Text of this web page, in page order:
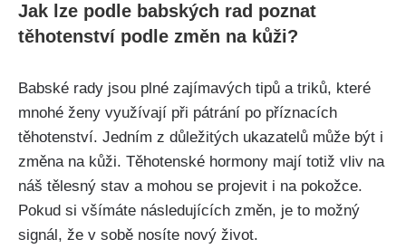
Jak lze podle babských rad poznat
těhotenství podle změn‌ na kůži?
Babské rady jsou plné zajímavých tipů a triků, které
mnohé ženy využívají při ⁢pátrání po příznacích
těhotenství. Jedním⁤ z důležitých ukazatelů může být i
změna na kůži. Těhotenské hormony mají totiž⁤ vliv na
náš tělesný stav a mohou se projevit i na pokožce.
Pokud​ si všímáte následujících změn, je‌ to možný
signál,​ že v sobě nosíte nový život.